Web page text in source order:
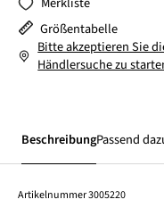
Größentabelle
Bitte akzeptieren Sie
Händlersuche zu
BeschreibungPassend
Artikelnummer3005220